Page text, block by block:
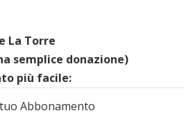
La Torre
semplice donazione)
più facile:
Abbonamento